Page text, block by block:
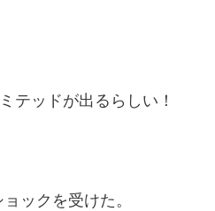
テッドが出るらしい！
ックを受けた。